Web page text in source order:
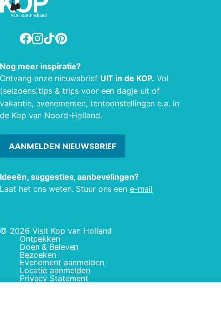
disco (alleen hoorbaar voor wie wil). U
vindt dat straks terug in De Groene
Agenda.
Facebook
Instagram
TikTokPinterest
Nog meer inspiratie?
Ontvang onze nieuwsbrief UIT in de KOP. Vol
(seizoens)tips & trips voor een dagje uit of
vakantie, evenementen, tentoonstellingen e.a. in
de Kop van Noord-Holland.
AANMELDEN NIEUWSBRIEF
Ideeën, suggesties, aanbevelingen?
Laat het ons weten. Stuur ons een e-mail
© 2026 Visit Kop van Holland
Ontdekken
Doen & Beleven
Bezoeken
Evenement aanmelden
Locatie aanmelden
Privacy Statement